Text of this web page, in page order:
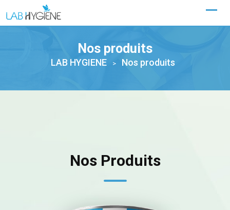
Nos produits
LAB HYGIENE > Nos produits
Nos Produits